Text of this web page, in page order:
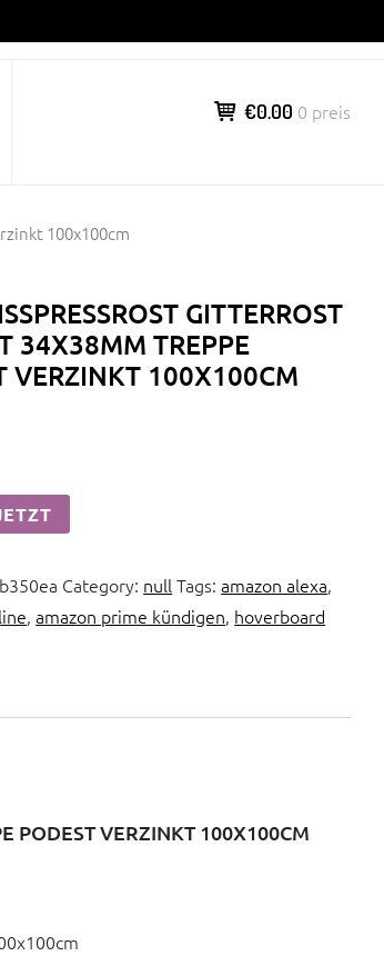
€0.00 0 preis
100x100cm
GITTERROST S
TREPPE P
100X100CM
Category: nullTags:amazon alexa,
,amazon prime kündigen, hoverboard
PODEST VERZINKT 100X100CM